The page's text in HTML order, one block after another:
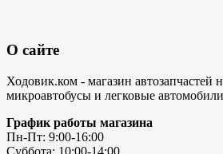
О сайте
Ходовик.ком - магазин автозапчастей
микроавтобусы и легковые
График работы магазина
Пн-Пт: 9:00-16:00
Суббота: 10:00-14:00